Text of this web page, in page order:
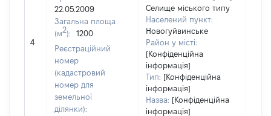
4
22.05.2009
Загальна площа
(м2):
1200
Реєстраційний
номер
(кадастровий
номер для
земельної
ділянки):
Селище міського типу
Населений пункт:
Новогуйвинське
Район у місті:
[Конфіденційна
інформація]
Тип: [Конфіденційна
інформація]
Назва: [Конфіденційна
інформація]